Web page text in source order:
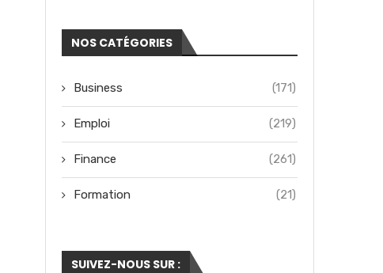
NOS CATÉGORIES
Business (171)
Emploi (219)
Finance (261)
Formation (21)
SUIVEZ-NOUS SUR :